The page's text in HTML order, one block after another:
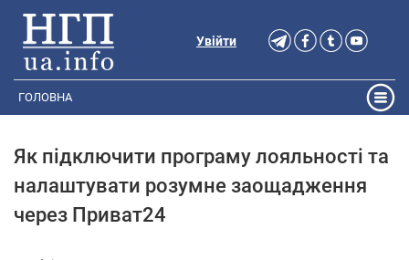
Увійти
ГОЛОВНА
Як підключити програму лояльності та
налаштувати розумне заощадження
через Приват24